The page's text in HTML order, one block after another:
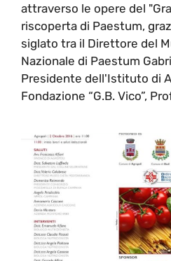
attraverso le opere del
riscoperta di Paestum,
siglato tra il Direttore del
Nazionale di Paestum
Presidente dell'Istituto di
Fondazione “G.B. Vico”,